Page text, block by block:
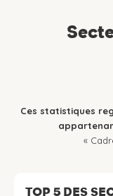
Ces statistiques
«
TOP 5 DES